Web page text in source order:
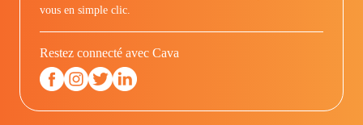
vous en simple clic.
Restez connecté avec Cava